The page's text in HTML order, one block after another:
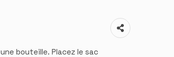
bouteille. Placez le sac